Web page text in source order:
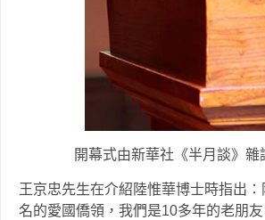
開幕式由新華社《半月談》
王京忠先生在介紹陸惟華博士時指出
名的愛國僑領，我們是10多年的老朋友